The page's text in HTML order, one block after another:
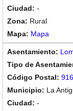
-
Rural
Mapa
La
-